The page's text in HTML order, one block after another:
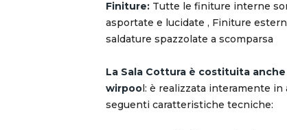
Finiture: Tutte le finiture interne
asportate e lucidate , Finiture
saldature spazzolate a scomparsa
La Sala Cottura è costituita
wirpool: è realizzata interamente in
seguenti caratteristiche tecniche: